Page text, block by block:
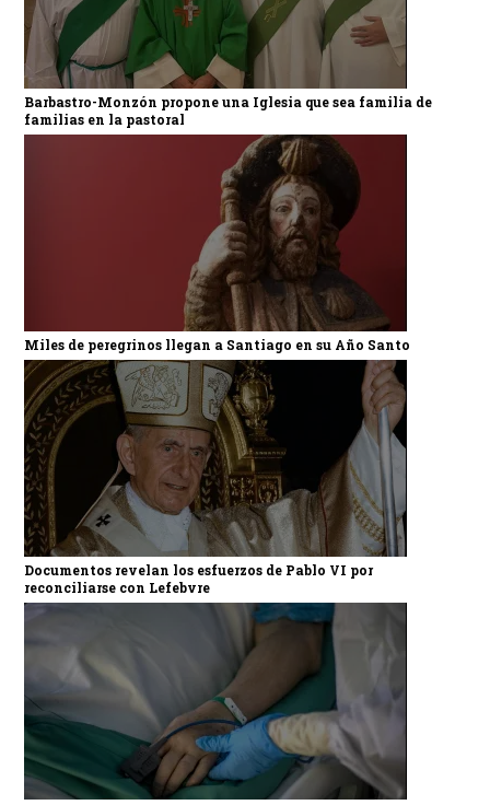
Barbastro-Monzón propone una Iglesia que sea familia de
familias en la pastoral
Miles de peregrinos llegan a Santiago en su Año Santo
Documentos revelan los esfuerzos de Pablo VI por
reconciliarse con Lefebvre